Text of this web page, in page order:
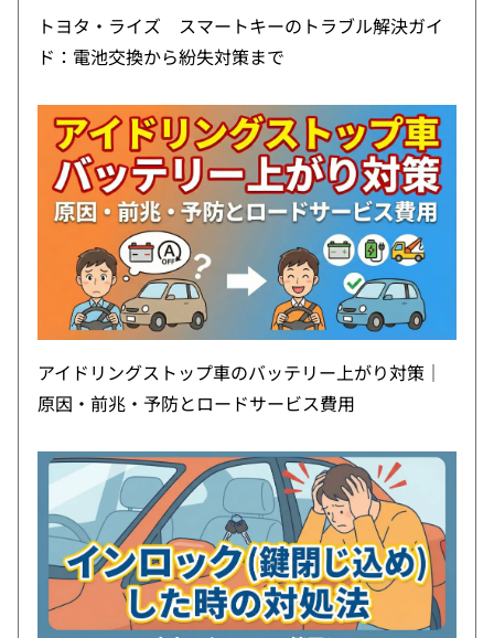
トヨタ・ライズ スマートキーのトラブル解決ガイ
ド：電池交換から紛失対策まで
アイドリングストップ車のバッテリー上がり対策｜
原因・前兆・予防とロードサービス費用